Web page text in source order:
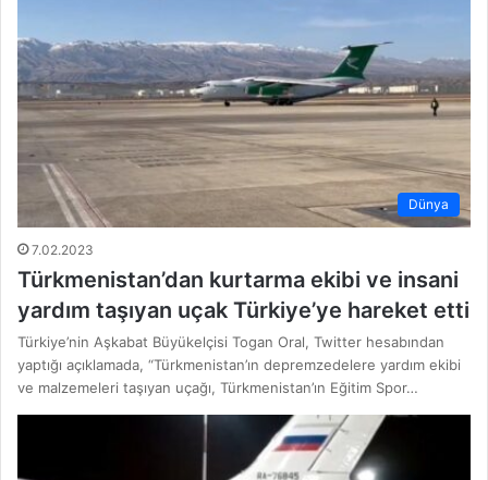
Dünya
7.02.2023
Türkmenistan’dan kurtarma ekibi ve insani
yardım taşıyan uçak Türkiye’ye hareket etti
Türkiye’nin Aşkabat Büyükelçisi Togan Oral, Twitter hesabından
yaptığı açıklamada, “Türkmenistan’ın depremzedelere yardım ekibi
ve malzemeleri taşıyan uçağı, Türkmenistan’ın Eğitim Spor…